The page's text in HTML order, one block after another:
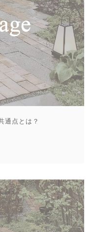
通点とは？